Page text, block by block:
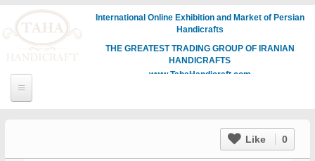
International Online Exhibition and Market of Persian
Handicrafts
THE GREATEST TRADING GROUP OF IRANIAN
HANDICRAFTS
www.TahaHandicraft.com
Like 0